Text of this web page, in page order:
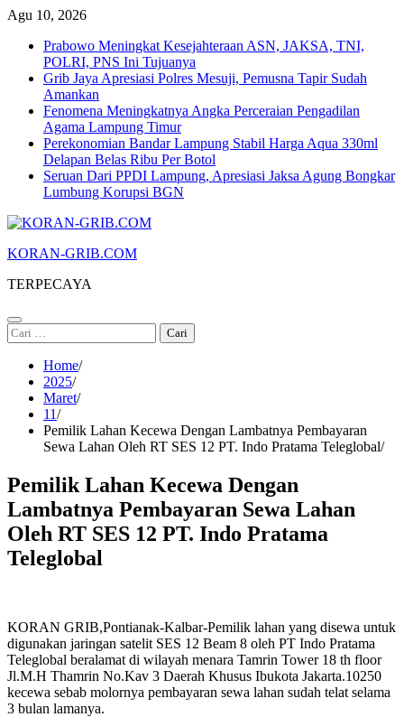
Skip
content
Agu 10, 2026
Prabowo Meningkat Kesejahteraan ASN, JAKSA, TNI,
POLRI, PNS Ini Tujuanya
Grib Jaya Apresiasi Polres Mesuji, Pemusna Tapir Sudah
Amankan
Fenomena Meningkatnya Angka Perceraian Pengadilan
Agama Lampung Timur
Perekonomian Bandar Lampung Stabil Harga Aqua 330ml
Delapan Belas Ribu Per Botol
Seruan Dari PPDI Lampung, Apresiasi Jaksa Agung Bongkar
Lumbung Korupsi BGN
KORAN-GRIB.COM
TERPECAYA
Cari
untuk:
Home
2025
Maret
11
Pemilik Lahan Kecewa Dengan Lambatnya Pembayaran
Sewa Lahan Oleh RT SES 12 PT. Indo Pratama Teleglobal
Pemilik Lahan Kecewa Dengan
Lambatnya Pembayaran Sewa Lahan
Oleh RT SES 12 PT. Indo Pratama
Teleglobal
KORAN GRIB,Pontianak-Kalbar-Pemilik lahan yang disewa untuk
digunakan jaringan satelit SES 12 Beam 8 oleh PT Indo Pratama
Teleglobal beralamat di wilayah menara Tamrin Tower 18 th floor
Jl.M.H Thamrin No.Kav 3 Daerah Khusus Ibukota Jakarta.10250
kecewa sebab molornya pembayaran sewa lahan sudah telat selama
3 bulan lamanya.